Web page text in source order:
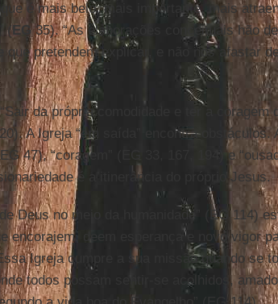
é mais belo, mais importante, mais
(EG35). “As elaborações conceituais hão de
pretendem explicar, e não nos afastar
da própria comodidade e ter a coragem
A Igreja “em saída” encontra obstáculos.
47), “coragem” (EG 33, 167, 194) e
é a itinerância do próprio Jesus.
Deus no meio da humanidade” (EG 114)
encorajem, deem esperança e novo vigor
Igreja cumpre a sua missão quando se
todos possam sentir-se acolhidos,